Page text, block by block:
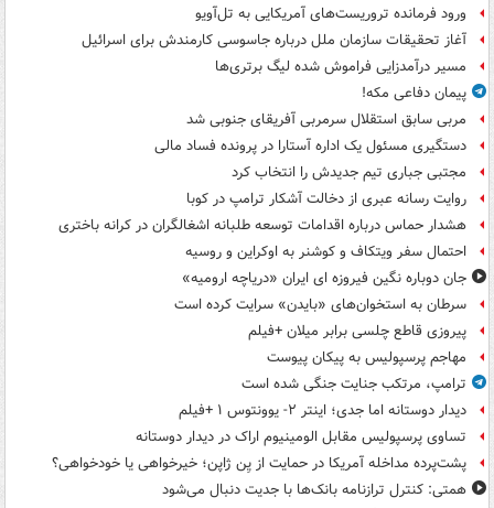
ورود فرمانده تروریست‌های آمریکایی به تل‌آویو
آغاز تحقیقات سازمان ملل درباره جاسوسی کارمندش برای اسرائیل
مسیر درآمدزایی فراموش شده لیگ برتری‌ها
پیمان دفاعی مکه!
مربی سابق استقلال سرمربی آفریقای جنوبی شد
دستگیری مسئول یک اداره آستارا در پرونده فساد مالی
مجتبی جباری تیم جدیدش را انتخاب کرد
روایت رسانه عبری از دخالت آشکار ترامپ در کوبا
هشدار حماس درباره اقدامات توسعه طلبانه اشغالگران در کرانه باختری
احتمال سفر ویتکاف و کوشنر به اوکراین و روسیه
جان دوباره نگین فیروزه ای ایران «دریاچه ارومیه»
سرطان به استخوان‌های «بایدن» سرایت کرده است
پیروزی قاطع چلسی برابر میلان +فیلم
مهاجم پرسپولیس به پیکان پیوست
ترامپ، مرتکب جنایت جنگی شده است
دیدار دوستانه اما جدی؛ اینتر ۲- یوونتوس ۱ +فیلم
تساوی پرسپولیس مقابل الومینیوم اراک در دیدار دوستانه
پشت‌پرده مداخله آمریکا در حمایت از یِن ژاپن؛ خیرخواهی یا خودخواهی؟
همتی: کنترل ترازنامه بانک‌ها با جدیت دنبال می‌شود